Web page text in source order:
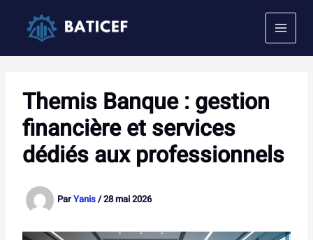
contenu
Themis Banque : gestion
financière et services
dédiés aux professionnels
ParYanis/28 mai 2026